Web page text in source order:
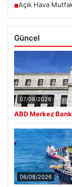
■Açık Hava
Güncel
07/08/2026
ABD Merkez
06/08/2026